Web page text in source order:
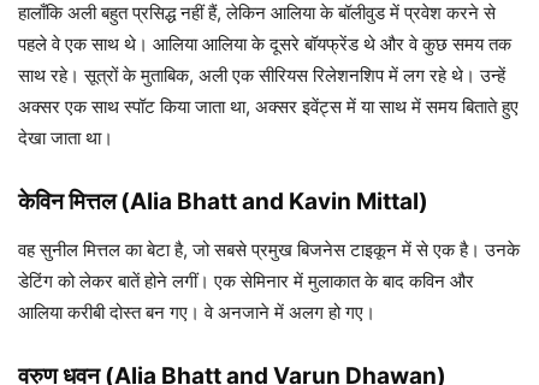
हालाँकि अली बहुत प्रसिद्ध नहीं हैं, लेकिन आलिया के बॉलीवुड में प्रवेश करने से
पहले वे एक साथ थे। आलिया आलिया के दूसरे बॉयफ्रेंड थे और वे कुछ समय तक
साथ रहे। सूत्रों के मुताबिक, अली एक सीरियस रिलेशनशिप में लग रहे थे। उन्हें
अक्सर एक साथ स्पॉट किया जाता था, अक्सर इवेंट्स में या साथ में समय बिताते हुए
देखा जाता था।
केविन मित्तल (Alia Bhatt and Kavin Mittal)
वह सुनील मित्तल का बेटा है, जो सबसे प्रमुख बिजनेस टाइकून में से एक है। उनके
डेटिंग को लेकर बातें होने लगीं। एक सेमिनार में मुलाकात के बाद कविन और
आलिया करीबी दोस्त बन गए। वे अनजाने में अलग हो गए।
वरुण धवन (Alia Bhatt and Varun Dhawan)